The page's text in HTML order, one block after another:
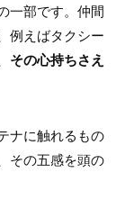
一部です。仲間
例えばタクシー
その心持ちさえ
ナに触れるもの
その五感を頭の